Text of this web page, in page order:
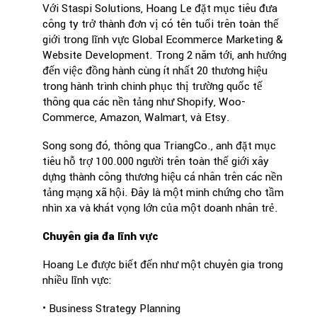
Với Staspi Solutions, Hoang Le đặt mục tiêu đưa
công ty trở thành đơn vị có tên tuổi trên toàn thế
giới trong lĩnh vực Global Ecommerce Marketing &
Website Development. Trong 2 năm tới, anh hướng
đến việc đồng hành cùng ít nhất 20 thương hiệu
trong hành trình chinh phục thị trường quốc tế
thông qua các nền tảng như Shopify, Woo-
Commerce, Amazon, Walmart, và Etsy.
Song song đó, thông qua TriangCo., anh đặt mục
tiêu hỗ trợ 100.000 người trên toàn thế giới xây
dựng thành công thương hiệu cá nhân trên các nền
tảng mạng xã hội. Đây là một minh chứng cho tầm
nhìn xa và khát vọng lớn của một doanh nhân trẻ.
Chuyên gia đa lĩnh vực
Hoang Le được biết đến như một chuyên gia trong
nhiều lĩnh vực:
• Business Strategy Planning